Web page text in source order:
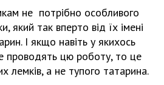
не потрібно особливого
який так вперто від їх імені
І якщо навіть у якихось
проводять цю роботу, то це
лемків, а не тупого татарина.